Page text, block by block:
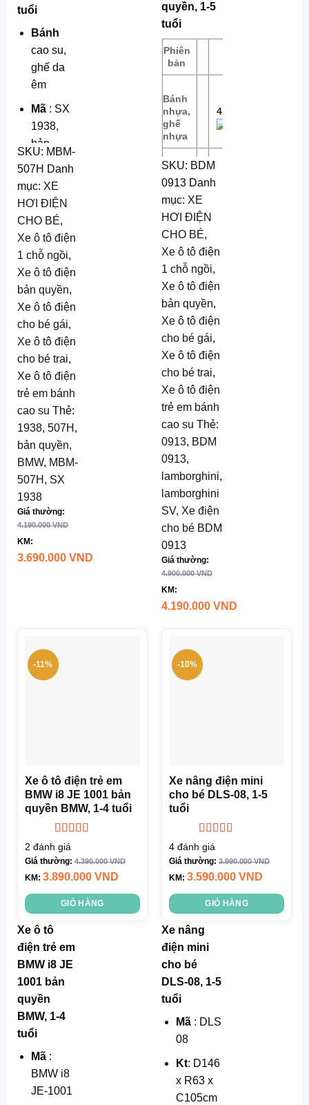
tuổi
Bánh
cao su,
ghế da
êm
Mã : SX
1938,
bản
Kt : D115
x R55 x
C50 cm
Chỗ
ngồi
rộng:
35cm
Tốc độ
2-8 km/h
Ắc quy:
12V4.5AH
TG sử
dụng :
khoảng
1h
TG Sạc
khoảng
4-6h
cơ : 2
Tải tối
đa: 20-35
liệu :
Nhựa,
Chức
năng:
đèn,
nhạc, thú
nhún
SKU: MBM-
507H Danh
mục: XE
HƠI ĐIỆN
CHO BÉ,
Xe ô tô điện
1 chỗ ngồi,
Xe ô tô điện
bản quyền,
Xe ô tô điện
cho bé gái,
Xe ô tô điện
cho bé trai,
Xe ô tô điện
trẻ em bánh
cao su Thẻ:
1938, 507H ,
bản quyền,
BMW, MBM-
507H , SX
1938
Giá thường:
4.190.000VND
KM:
3.690.000 VND
quyền, 1-5
tuổi
Phiên
bản
Bánh
nhựa,
ghế
nhựa
4.290.000
Bánh
nhựa,
ghế
Bánh
cao
su,
ghế
Mã:
BDM
0913
Kt: D131
x R65 x
C50 cm
Chỗ
ngồi
rộng:
38cm
Tốc độ
Ắc quy
12V7AH
TG sử
1h
TG Sạc
Trọng
lượng
: 22 kg
Tải tối
đa: 20-40
Tự lái: từ
xa và
chân ga
Chất
liệu:
Nhựa,
Thép
Chức
năng:
đèn,
nhạc
SKU: BDM
0913 Danh
mục: XE
HƠI ĐIỆN
CHO BÉ,
Xe ô tô điện
1 chỗ ngồi,
Xe ô tô điện
bản quyền,
Xe ô tô điện
cho bé gái,
Xe ô tô điện
cho bé trai,
Xe ô tô điện
trẻ em bánh
cao su Thẻ:
0913, BDM
0913,
lamborghini,
lamborghini
SV, Xe điện
cho bé BDM
0913
Giá thường:
4.900.000VND
KM:
4.190.000 VND
-11%
Xe ô tô điện trẻ em
BMW i8 JE 1001 bản
quyền BMW, 1-4 tuổi
Được xếp
hạng 5.005
sao
2 đánh giá
Giá thường:4.390.000VND
KM: 3.890.000 VND
GIỎ HÀNG
Xe ô tô
điện trẻ em
BMW i8 JE
1001 bản
quyền
BMW, 1-4
tuổi
Mã :
BMW i8
JE-1001
-10%
Xe nâng điện mini
cho bé DLS-08, 1-5
tuổi
Được xếp
hạng 4.755
sao
4đánh giá
Giá thường:3.990.000VND
KM: 3.590.000 VND
GIỎ HÀNG
Xe nâng
điện mini
cho bé
DLS-08, 1-5
tuổi
Mã : DLS
08
Kt: D146
x R63 x
C105cm